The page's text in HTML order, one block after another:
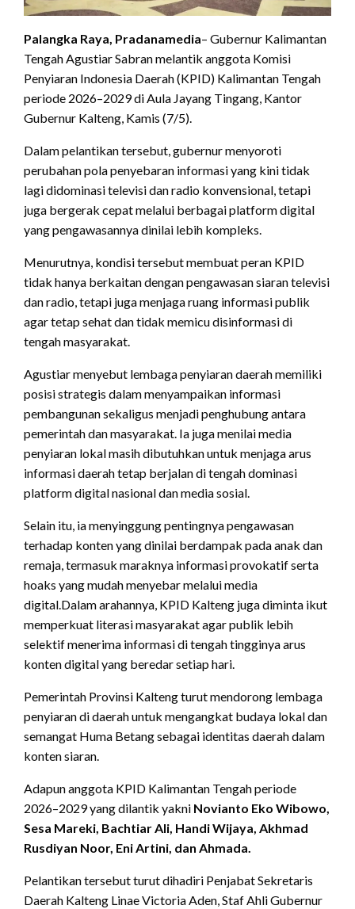
Palangka Raya, Pradanamedia– Gubernur Kalimantan
Tengah Agustiar Sabran melantik anggota Komisi
Penyiaran Indonesia Daerah (KPID) Kalimantan Tengah
periode 2026–2029 di Aula Jayang Tingang, Kantor
Gubernur Kalteng, Kamis (7/5).
Dalam pelantikan tersebut, gubernur menyoroti
perubahan pola penyebaran informasi yang kini tidak
lagi didominasi televisi dan radio konvensional, tetapi
juga bergerak cepat melalui berbagai platform digital
yang pengawasannya dinilai lebih kompleks.
Menurutnya, kondisi tersebut membuat peran KPID
tidak hanya berkaitan dengan pengawasan siaran televisi
dan radio, tetapi juga menjaga ruang informasi publik
agar tetap sehat dan tidak memicu disinformasi di
tengah masyarakat.
Agustiar menyebut lembaga penyiaran daerah memiliki
posisi strategis dalam menyampaikan informasi
pembangunan sekaligus menjadi penghubung antara
pemerintah dan masyarakat. Ia juga menilai media
penyiaran lokal masih dibutuhkan untuk menjaga arus
informasi daerah tetap berjalan di tengah dominasi
platform digital nasional dan media sosial.
Selain itu, ia menyinggung pentingnya pengawasan
terhadap konten yang dinilai berdampak pada anak dan
remaja, termasuk maraknya informasi provokatif serta
hoaks yang mudah menyebar melalui media
digital.Dalam arahannya, KPID Kalteng juga diminta ikut
memperkuat literasi masyarakat agar publik lebih
selektif menerima informasi di tengah tingginya arus
konten digital yang beredar setiap hari.
Pemerintah Provinsi Kalteng turut mendorong lembaga
penyiaran di daerah untuk mengangkat budaya lokal dan
semangat Huma Betang sebagai identitas daerah dalam
konten siaran.
Adapun anggota KPID Kalimantan Tengah periode
2026–2029 yang dilantik yakni Novianto Eko Wibowo,
Sesa Mareki, Bachtiar Ali, Handi Wijaya, Akhmad
Rusdiyan Noor, Eni Artini, dan Ahmada.
Pelantikan tersebut turut dihadiri Penjabat Sekretaris
Daerah Kalteng Linae Victoria Aden, Staf Ahli Gubernur